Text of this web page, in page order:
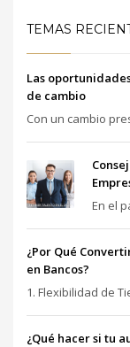
TEMAS
Las
de cambio
Con un cambio
En el
¿Por Qué
en Bancos?
1. Flexibilidad de
¿Qué hacer si tu